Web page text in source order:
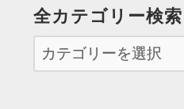
全カテゴリー検索